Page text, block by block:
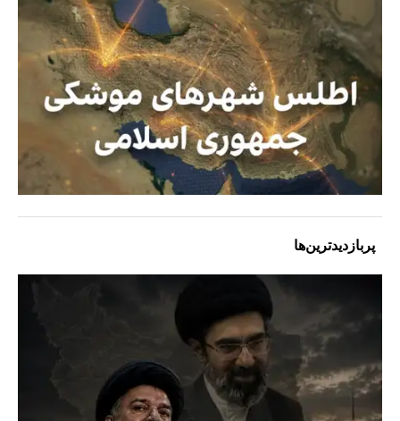
پربازدیدترین‌ها